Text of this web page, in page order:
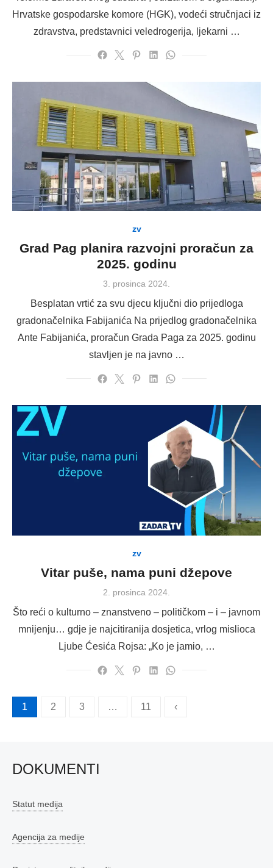
Hrvatske gospodarske komore (HGK), vodeći stručnjaci iz
zdravstva, predstavnici veledrogerija, ljekarni …
zv
Grad Pag planira razvojni proračun za
2025. godinu
Posted
3. prosinca 2024.
Besplatan vrtić za svu djecu ključni dio prijedloga
gradonačelnika Fabijanića Na prijedlog gradonačelnika
Ante Fabijanića, proračun Grada Paga za 2025. godinu
stavljen je na javno …
zv
Vitar puše, nama puni džepove
Posted
2. prosinca 2024.
Što reći o kulturno – znanstveno – političkom – i – javnom
mnijenju… gdje je najcitiranija dosjetica, vrlog mislioca
Ljube Ćesića Rojsa: „Ko je jamio, …
Brojevi
1 2 3 … 11 ‹
DOKUMENTI
Statut medija
Agencija za medije